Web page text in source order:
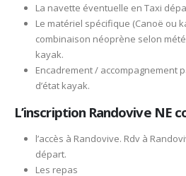
La navette éventuelle en Taxi
Le matériel spécifique (Canoë ou
combinaison néoprène selon
kayak.
Encadrement / accompagnement
d’état kayak.
L’inscription Randovive NE
l’accès à Randovive. Rdv à
départ.
Les repas